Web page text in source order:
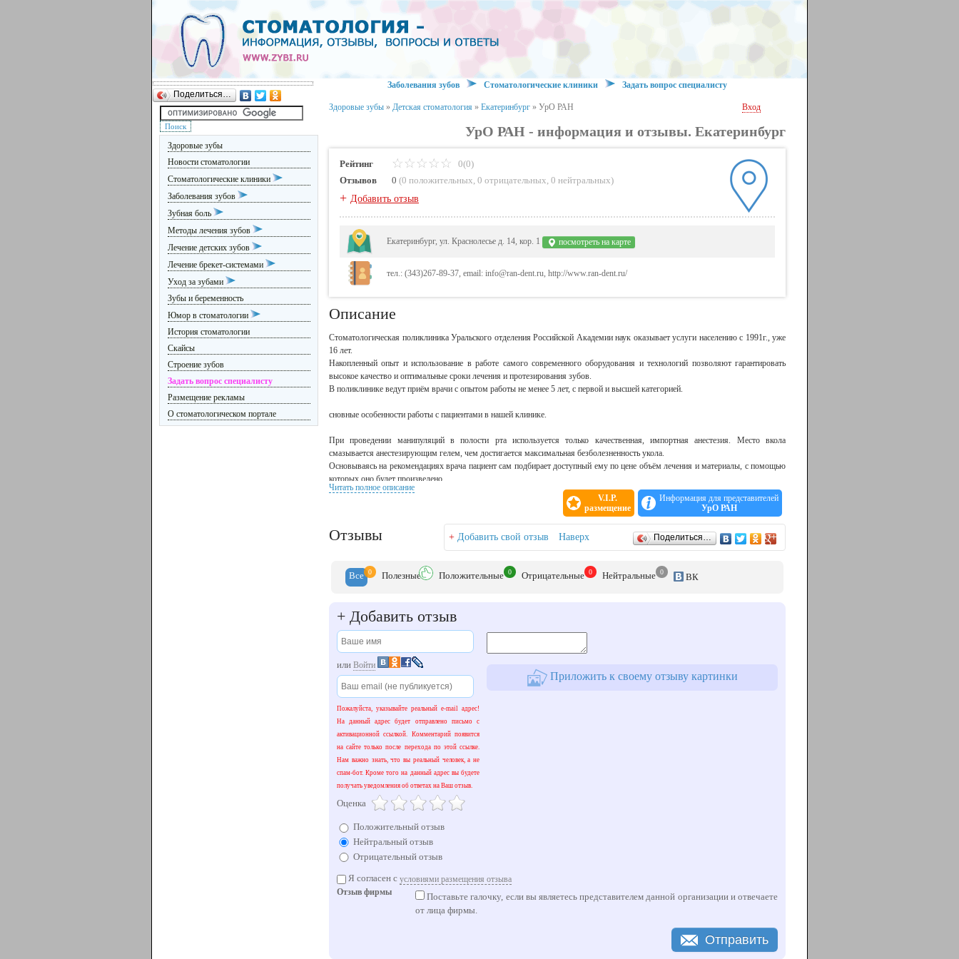
Поделиться…
Здоровые зубы
Новости стоматологии
Стоматологические клиники
Заболевания зубов
Зубная боль
Методы лечения зубов
Лечение детских зубов
Лечение брекет-системами
Уход за зубами
Зубы и беременность
Юмор в стоматологии
История стоматологии
Скайсы
Строение зубов
Задать вопрос специалисту
Размещение рекламы
О стоматологическом портале
Заболевания зубов Стоматологические клиники Задать вопрос специалисту
Здоровые зубы » Детская стоматология » Екатеринбург » УрО РАН Вход
УрО РАН - информация и отзывы. Екатеринбург
Рейтинг
0(0)
Отзывов
0 (0 положительных, 0 отрицательных, 0 нейтральных)
+ Добавить отзыв
Екатеринбург, ул. Краснолесье д. 14, кор. 1 посмотреть на карте
тел.: (343)267-89-37, email: info@ran-dent.ru, http://www.ran-dent.ru/
Описание
Стоматологическая поликлиника Уральского отделения Российской Академии наук оказывает услуги населению с 1991г., уже
16 лет.
Накопленный опыт и использование в работе самого современного оборудования и технологий позволяют гарантировать
высокое качество и оптимальные сроки лечения и протезирования зубов.
В поликлинике ведут приём врачи с опытом работы не менее 5 лет, с первой и высшей категорией.
сновные особенности работы с пациентами в нашей клинике.
При проведении манипуляций в полости рта используется только качественная, импортная анестезия. Место вкола
смазывается анестезирующим гелем, чем достигается максимальная безболезненность укола.
Основываясь на рекомендациях врача пациент сам подбирает доступный ему по цене объём лечения и материалы, с помощью
которых оно будет произведено.
Клиника имеет широкий спектр стоматологических пломбировочных материалов начиная от простых, но при этом
современных композитов химического отверждения и заканчивая фотокомпозитами с пониженной стираемостью и
Обработка зубов на ортопедическом приёме начинается только после того как готовы временные коронки, т. е. человек не
ходит с обточенными зубами - они всегда закрыты белыми пластмассовыми коронками с первых же посещений ортопеда. То
Если удаляются передние зубы, а дальнейшее протезирование планируется только через месяц, возможно изготовление
временных (иммедиат) съёмных протезов с наложением их в день удаления. Т. е. Вы удаляете зуб (или зубы) и тут же (или
Оплата за лечение производится только за выполненный объём работ на день посещения, за протезирование - авансовая схема
оплаты в течение протезирования, первоначальный аванс 50% от стоимости протезирования.
Мы предлагаем широкий спектр скидок (см. раздел скидки)
Желательна предварительная запись на приём по телефону (267-89-37), для того чтобы Вы не ждали, когда освободится Ваш
врач-стоматолог. Вас запишут в удобное для Вас время.
Читать полное описание
V.I.P.
размещение
Информация для представителей
УрО РАН
Отзывы + Добавить свой отзыв Наверх Поделиться…
Все 0 Полезные Положительные 0 Отрицательные 0 Нейтральные 0 ВК
+ Добавить отзыв
или Войти
Пожалуйста, указывайте реальный e-mail адрес!
На данный адрес будет отправлено письмо с
активационной ссылкой. Комментарий появится
на сайте только после перехода по этой ссылке.
Нам важно знать, что вы реальный человек, а не
спам-бот. Кроме того на данный адрес вы будете
получать уведомления об ответах на Ваш отзыв.
Оценка
Положительный отзыв
Нейтральный отзыв
Отрицательный отзыв
Приложить к своему отзыву картинки
Я согласен с условиями размещения отзыва
Отзыв фирмы
Поставьте галочку, если вы являетесь представителем данной организации и отвечаете
от лица фирмы.
Отправить